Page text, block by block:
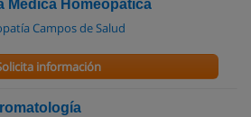
Médica Homeopática
Campos de Salud
información